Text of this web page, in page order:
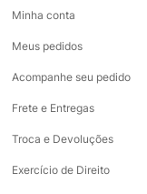
Minha conta
Meus pedidos
Acompanhe seu pedido
Frete e Entregas
Troca e Devoluções
Exercício de Direito